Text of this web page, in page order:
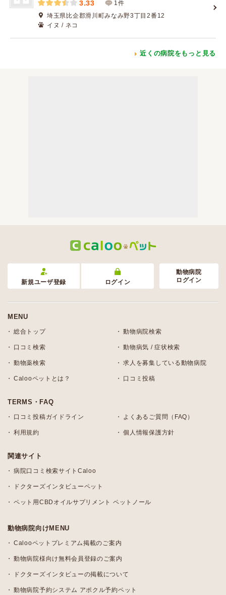
3.33
1件
埼玉県比企郡滑川町みなみ野3丁目2番12
イヌ / ネコ
近くの病院をもっと見る
新規ユーザ登録 ログイン
動物病院
ログイン
MENU
総合トップ 動物病院検索
口コミ検索 動物病気 / 症状検索
動物薬検索 求人を募集している動物病院
Calooペットとは？ 口コミ投稿
TERMS・FAQ
口コミ投稿ガイドライン よくあるご質問（FAQ）
利用規約 個人情報保護方針
関連サイト
病院口コミ検索サイトCaloo
ドクターズインタビューペット
ペット用CBDオイルサプリメント ペットノール
動物病院向けMENU
Calooペットプレミアム掲載のご案内
動物病院様向け無料会員登録のご案内
ドクターズインタビューの掲載について
動物病院予約システム アポクル予約ペット